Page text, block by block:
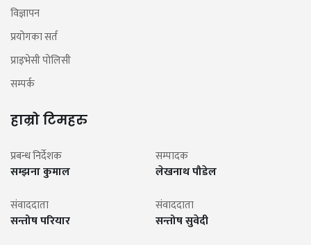
विज्ञापन
प्रयोगका सर्त
प्राइभेसी पोलिसी
सम्पर्क
हाम्रो टिमहरु
प्रबन्ध निर्देशक
सम्झना कुमाल
सम्पादक
लेखनाथ पौडेल
संवाददाता
सन्तोष परियार
संवाददाता
सन्तोष सुवेदी